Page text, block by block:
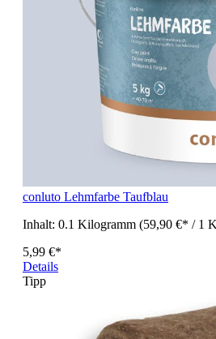
conluto Lehmfarbe Taufblau
Inhalt: 0.1 Kilogramm (59,90 €* / 1
5,99 €*
Details
Tipp